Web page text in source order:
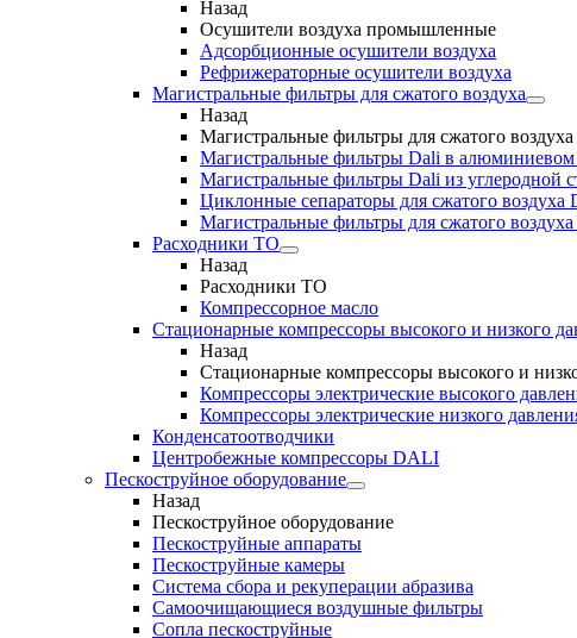
Назад
Осушители воздуха промышленные
Адсорбционные осушители воздуха
Рефрижераторные осушители воздуха
Магистральные фильтры для сжатого воздуха
Назад
Магистральные фильтры для сжатого воздуха
Магистральные фильтры Dali в алюминиевом
Магистральные фильтры Dali из углеродной
Циклонные сепараторы для сжатого воздуха
Магистральные фильтры для сжатого
Расходники ТО
Назад
Расходники ТО
Компрессорное масло
Стационарные компрессоры высокого и низкого
Назад
Стационарные компрессоры высокого и
Компрессоры электрические высокого
Компрессоры электрические низкого
Конденсатоотводчики
Центробежные компрессоры DALI
Пескоструйное оборудование
Назад
Пескоструйное оборудование
Пескоструйные аппараты
Пескоструйные камеры
Система сбора и рекуперации абразива
Самоочищающиеся воздушные фильтры
Сопла пескоструйные